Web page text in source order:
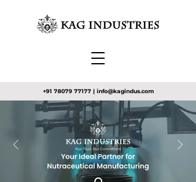
+91 78079 77177| info@kagindus.com